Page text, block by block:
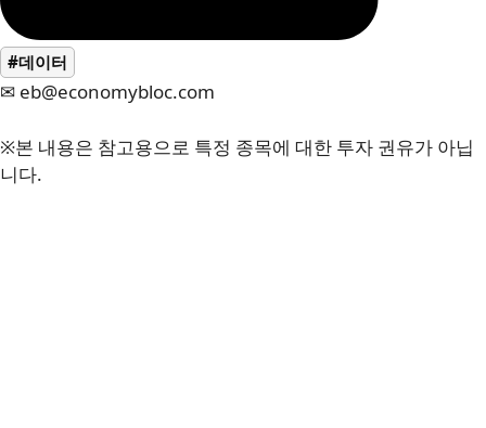
#데이터
✉ eb@economybloc.com
※본 내용은 참고용으로 특정 종목에 대한 투자 권유가 아닙
니다.